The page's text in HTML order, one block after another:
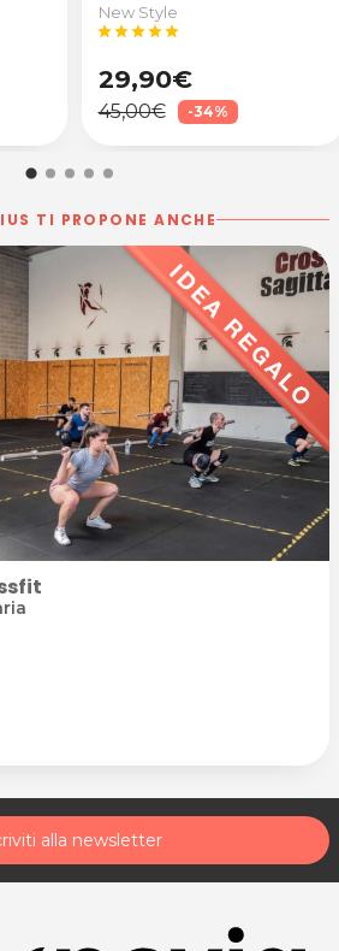
New Style
starstarstarstarstar
29,90€
45,00€ -34%
TI PROPONE ANCHE
alla newsletter